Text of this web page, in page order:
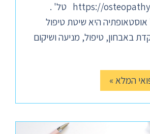
https://osteopathyinisrael.com טל' .
אוסטאופתיה היא שיטת טיפול
באבחון, טיפול, מניעה ושיקום
המלא »